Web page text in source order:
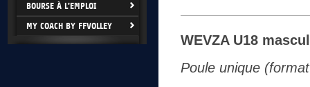
BOURSE À L'EMPLOI
MY COACH BY FFVOLLEY
WEVZA U18
Poule unique